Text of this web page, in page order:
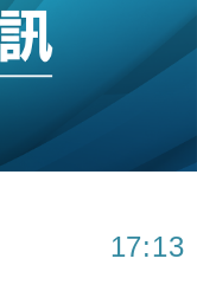
全周仍升近2%
斗城亞洲CEO蔡德
周創逾3年最長跌勢
4月單日斥6.28萬億
17:13